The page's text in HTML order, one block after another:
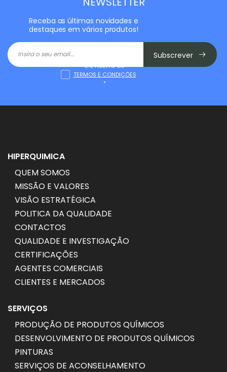
Receba as últimas novidades e
destaques em vários produtos!
Subscrever
LI E ACEITO OS
TERMOS E CONDIÇÕES
*
HIPERQUIMICA
QUEM SOMOS
MISSÃO E VALORES
VISÃO ESTRATÉGICA
POLITICA DA QUALIDADE
CONTACTOS
QUALIDADE E INVESTIGAÇÃO
CERTIFICAÇÕES
AGENTES COMERCIAIS
CLIENTES E MERCADOS
SERVIÇOS
PRODUÇÃO DE PRODUTOS QUÍMICOS
DESENVOLVIMENTO DE PRODUTOS QUÍMICOS
PINTURAS
SERVIÇOS DE ACONSELHAMENTO